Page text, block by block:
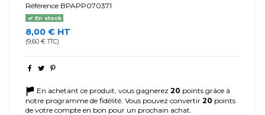
Référence BPAPP070371
En stock
8,00 € HT
(9,60 € TTC)
En achetant ce produit, vous gagnerez 20 points grâce à
notre programme de fidélité. Vous pouvez convertir 20 points
de votre compte en bon pour un prochain achat.